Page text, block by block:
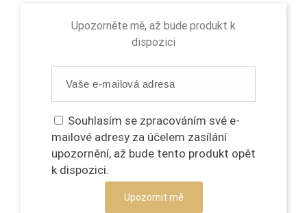
Upozorněte mě, až bude produkt k
dispozici
Souhlasím se zpracováním své e-
mailové adresy za účelem zasílání
upozornění, až bude tento produkt opět
k dispozici.
Upozornit mě